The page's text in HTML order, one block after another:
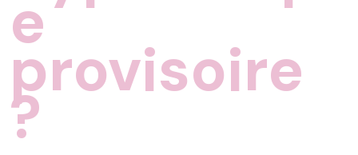
e
provisoire
?